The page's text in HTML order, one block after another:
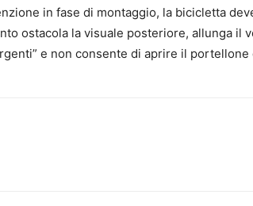
in fase di montaggio, la bicicletta
ostacola la visuale posteriore, allunga il
e non consente di aprire il portellone